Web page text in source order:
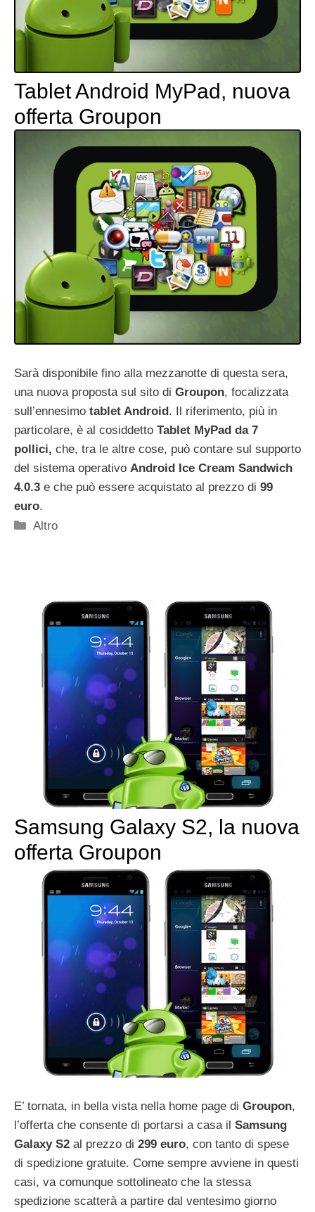
Tablet Android MyPad, nuova
offerta Groupon
Sarà disponibile fino alla mezzanotte di questa sera,
una nuova proposta sul sito di Groupon, focalizzata
sull’ennesimo tablet Android. Il riferimento, più in
particolare, è al cosiddetto Tablet MyPad da 7
pollici, che, tra le altre cose, può contare sul supporto
del sistema operativo Android Ice Cream Sandwich
4.0.3 e che può essere acquistato al prezzo di 99
euro.
Categorie
Altro
Samsung Galaxy S2, la nuova
offerta Groupon
E’ tornata, in bella vista nella home page di Groupon,
l’offerta che consente di portarsi a casa il Samsung
Galaxy S2 al prezzo di 299 euro, con tanto di spese
di spedizione gratuite. Come sempre avviene in questi
casi, va comunque sottolineato che la stessa
spedizione scatterà a partire dal ventesimo giorno